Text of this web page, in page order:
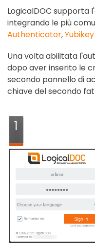
LogicalDOC supporta
integrando le più
Authenticator,Yubikey
Una volta abilitata
dopo aver inserito le
secondo pannello di
chiave del secondo
1